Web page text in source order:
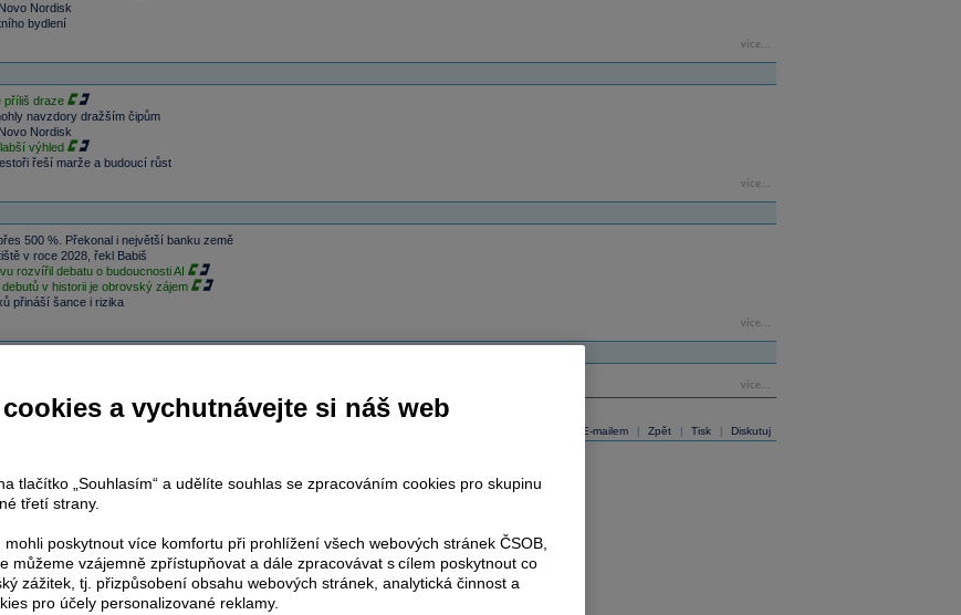
Nordisk
bydlení
více...
příliš draze
navzdory dražším čipům
Nordisk
výhled
řeší marže a budoucí růst
více...
500 %. Překonal i největší banku země
v roce 2028, řekl Babiš
rozvířil debatu o budoucnosti AI
v historii je obrovský zájem
přináší šance i rizika
více...
více...
E-mailem Zpět Tisk Diskutuj
koupí obchod s aplikacemi 91 Wireless za 1,9 miliardy USD
a vychutnávejte si náš web
tlačítko „Souhlasím“ a udělíte souhlas se zpracováním cookies pro skupinu
třetí strany.
mohli poskytnout více komfortu při prohlížení všech webových stránek ČSOB,
můžeme vzájemně zpřístupňovat a dále zpracovávat s cílem poskytnout co
zážitek, tj. přizpůsobení obsahu webových stránek, analytická činnost a
pro účely personalizované reklamy.